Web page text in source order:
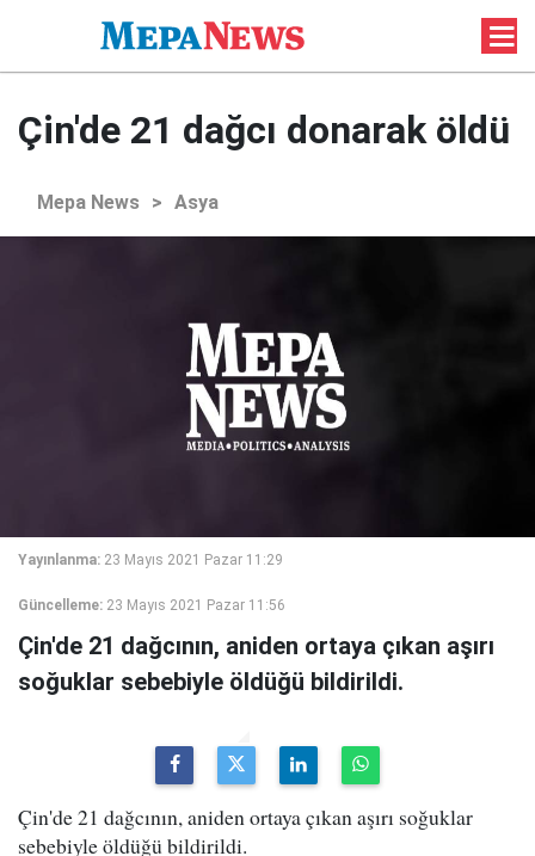
Çin'de 21 dağcı donarak öldü
Mepa News > Asya
Yayınlanma: 23 Mayıs 2021 Pazar 11:29
Güncelleme: 23 Mayıs 2021 Pazar 11:56
Çin'de 21 dağcının, aniden ortaya çıkan aşırı
soğuklar sebebiyle öldüğü bildirildi.
Çin'de 21 dağcının, aniden ortaya çıkan aşırı soğuklar
sebebiyle öldüğü bildirildi.